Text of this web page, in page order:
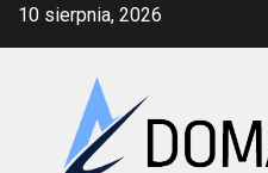
Skip10 sierpnia, 2026